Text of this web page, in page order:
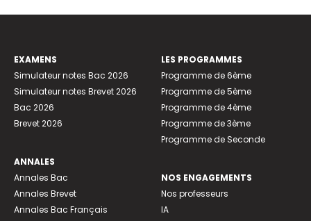
EXAMENS
Simulateur notes Bac 2026
Simulateur notes Brevet 2026
Bac 2026
Brevet 2026
ANNALES
Annales Bac
Annales Brevet
Annales Bac Français
LES PROGRAMMES
Programme de 6ème
Programme de 5ème
Programme de 4ème
Programme de 3ème
Programme de Seconde
NOS ENGAGEMENTS
Nos professeurs
IA